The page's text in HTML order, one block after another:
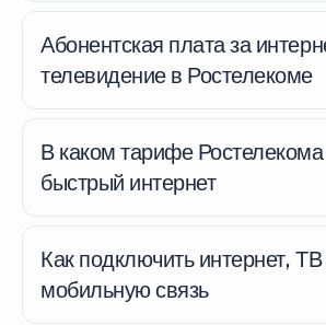
Абонентская плата за
телевидение в Ростелекоме
В каком тарифе
быстрый интернет
Как подключить интернет, ТВ
мобильную связь